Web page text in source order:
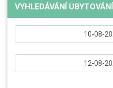
VYHLEDÁVÁNÍ UBYTOVÁNÍ